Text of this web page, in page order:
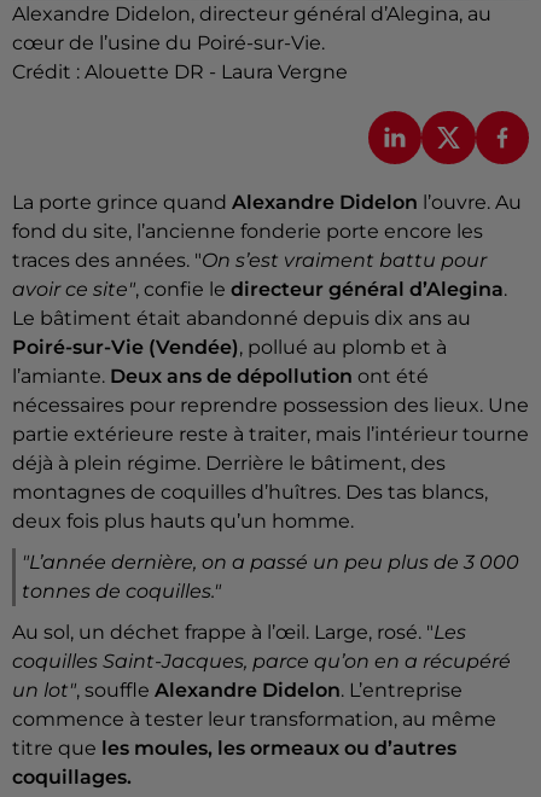
Alexandre Didelon, directeur général d’Alegina, au
cœur de l’usine du Poiré-sur-Vie.
Crédit : Alouette DR - Laura Vergne
La porte grince quand Alexandre Didelon l’ouvre. Au
fond du site, l’ancienne fonderie porte encore les
traces des années. "On s’est vraiment battu pour
avoir ce site", confie le directeur général d’Alegina.
Le bâtiment était abandonné depuis dix ans au
Poiré-sur-Vie (Vendée), pollué au plomb et à
l’amiante. Deux ans de dépollution ont été
nécessaires pour reprendre possession des lieux. Une
partie extérieure reste à traiter, mais l’intérieur tourne
déjà à plein régime. Derrière le bâtiment, des
montagnes de coquilles d’huîtres. Des tas blancs,
deux fois plus hauts qu’un homme.
"L’année dernière, on a passé un peu plus de 3 000
tonnes de coquilles."
Au sol, un déchet frappe à l’œil. Large, rosé. "Les
coquilles Saint-Jacques, parce qu’on en a récupéré
un lot", souffle Alexandre Didelon. L’entreprise
commence à tester leur transformation, au même
titre que les moules, les ormeaux ou d’autres
coquillages.